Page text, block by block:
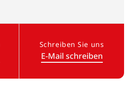
in neuem Tab)
Schreiben Sie uns
E-Mail schreiben